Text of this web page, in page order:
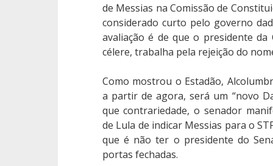
de Messias na Comissão de
considerado curto pelo governo
avaliação é de que o presidente
célere, trabalha pela rejeição do
Como mostrou o Estadão,
a partir de agora, será um “novo
que contrariedade, o senador
de Lula de indicar Messias para o
que é não ter o presidente do
portas fechadas.